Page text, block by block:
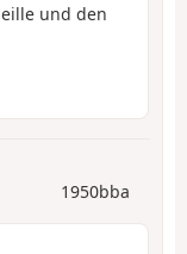
und den
1950bba